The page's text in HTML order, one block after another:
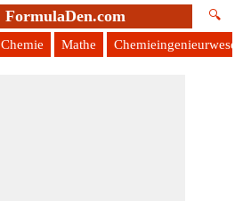
FormulaDen.com 🔍
Chemie Mathe Chemieingenieurwesen